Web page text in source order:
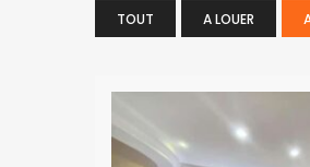
TOUT A LOUER